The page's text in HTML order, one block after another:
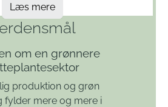
Læs mere
om en grønnere
produktion og grøn
fylder mere og mere i